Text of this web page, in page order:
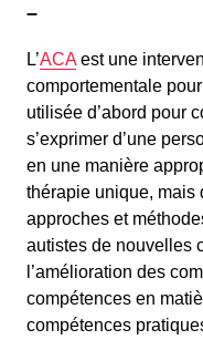
–
L’ACA est une
comportementale pour
utilisée d’abord pour
s’exprimer d’une
en une manière
thérapie unique, mais
approches et
autistes de nouvelles
l’amélioration des
compétences en
compétences